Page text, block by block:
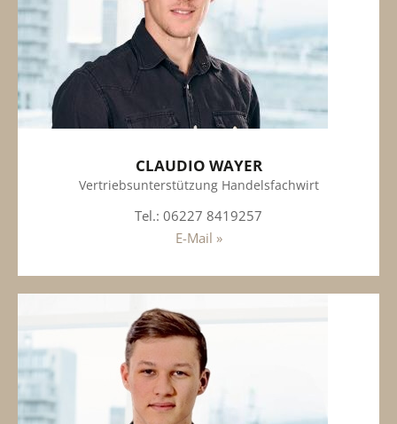
CLAUDIO WAYER
Vertriebsunterstützung Handelsfachwirt
Tel.: 06227 8419257
E-Mail »